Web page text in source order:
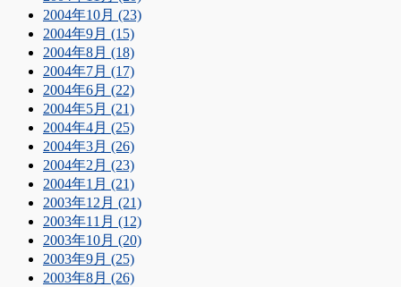
2004年10月 (23)
2004年9月 (15)
2004年8月 (18)
2004年7月 (17)
2004年6月 (22)
2004年5月 (21)
2004年4月 (25)
2004年3月 (26)
2004年2月 (23)
2004年1月 (21)
2003年12月 (21)
2003年11月 (12)
2003年10月 (20)
2003年9月 (25)
2003年8月 (26)